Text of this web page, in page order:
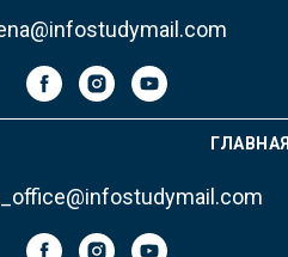
ГЛАВНАЯ